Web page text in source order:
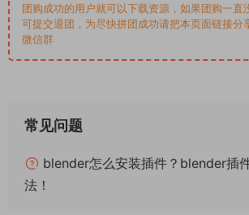
团购成功的用户就可以下载资源，如果团购一直
可提交退团，为尽快拼团成功请把本页面链接分
微信群
常见问题
blender怎么安装插件？blender插
法！